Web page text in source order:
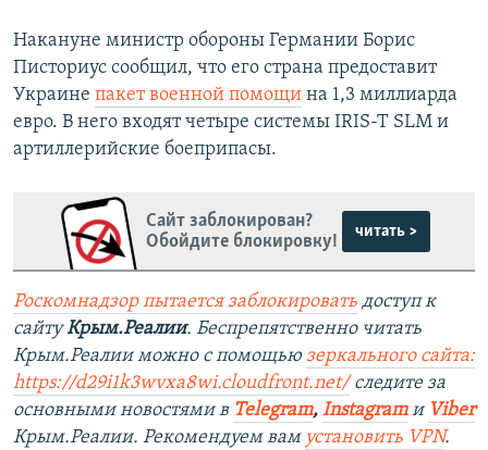
Накануне министр обороны Германии Борис
Писториус сообщил, что его страна предоставит
Украине пакет военной помощи на 1,3 миллиарда
евро. В него входят четыре системы IRIS-T SLM и
артиллерийские боеприпасы.
Сайт заблокирован?
Обойдите блокировку!
читать >
Роскомнадзор пытается заблокировать доступ к
сайтуКрым.Реалии. Беспрепятственно читать
Крым.Реалии можно с помощью зеркального сайта:
https://d29i1k3wvxa8wi.cloudfront.net/следите за
основными новостями в Telegram, Instagramи Viber
Крым.Реалии. Рекомендуем вам установить VPN.